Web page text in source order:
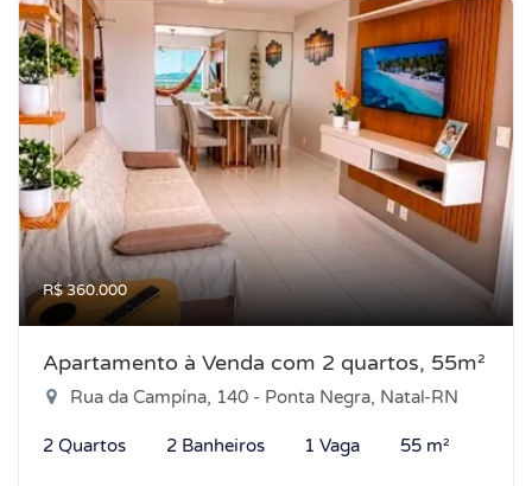
R$ 360.000
Apartamento à Venda com 2 quartos, 55m²
Rua da Campína, 140 - Ponta Negra, Natal-RN
2 Quartos 2 Banheiros 1 Vaga 55 m²